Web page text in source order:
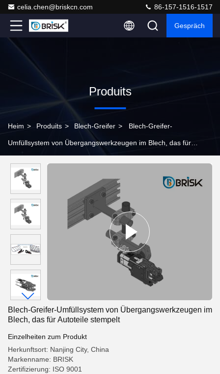
celia.chen@briskcn.com 86-157-1516-1517
Gespräch
Produits
Heim > Produits > Blech-Greifer > Blech-Greifer-
Umfüllsystem von Übergangswerkzeugen im Blech, das für
Blech-Greifer-Umfüllsystem von Übergangswerkzeugen im
Blech, das für Autoteile stempelt
Einzelheiten zum Produkt
Herkunftsort: Nanjing City, China
Markenname: BRISK
Zertifizierung: ISO 9001